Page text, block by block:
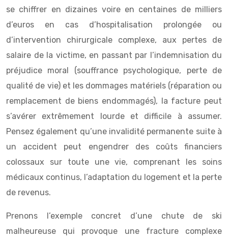
se chiffrer en dizaines voire en centaines de milliers
d’euros en cas d’hospitalisation prolongée ou
d’intervention chirurgicale complexe, aux pertes de
salaire de la victime, en passant par l’indemnisation du
préjudice moral (souffrance psychologique, perte de
qualité de vie) et les dommages matériels (réparation ou
remplacement de biens endommagés), la facture peut
s’avérer extrêmement lourde et difficile à assumer.
Pensez également qu’une invalidité permanente suite à
un accident peut engendrer des coûts financiers
colossaux sur toute une vie, comprenant les soins
médicaux continus, l’adaptation du logement et la perte
de revenus.
Prenons l’exemple concret d’une chute de ski
malheureuse qui provoque une fracture complexe